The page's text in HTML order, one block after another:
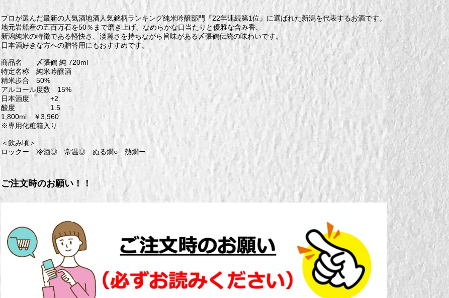
プロが選んだ最新の人気酒地酒人気銘柄ランキング純米吟醸部門『22年連続第1位』に選ばれた新潟を代表するお酒です。
地元岩船産の五百万石を50％まで磨き上げ、なめらかな口当たりと優雅な含み香、
新潟純米の特徴である軽快さ、淡麗さを持ちながら旨味がある〆張鶴伝統の味わいです。
日本酒好きな方への贈答用にもおすすめです。
商品名 〆張鶴 純 720ml
特定名称 純米吟醸酒
精米歩合 50%
アルコール度数 15%
日本酒度 +2
酸度 1.5
1,800ml ￥3,960
※専用化粧箱入り
＜飲み頃＞
ロックー 冷酒◎ 常温◎ ぬる燗○ 熱燗ー
ご注文時のお願い！！